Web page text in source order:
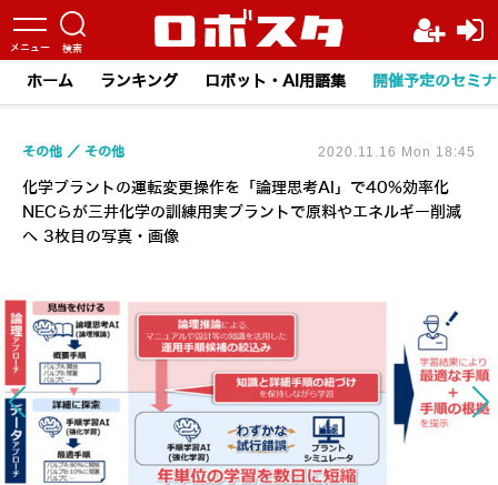
ホーム ランキング ロボット・AI用語集 開催予定のセミ
化学プラントの運転変更操作を「論理思考AI」で40%効率化
NECらが三井化学の訓練用実プラントで原料やエネルギー削減
へ 3枚目の写真・画像
その他 その他 2020.11.16 Mon 18:45